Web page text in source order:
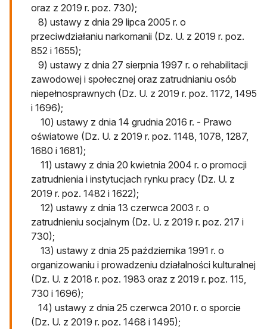
oraz z 2019 r. poz. 730);
8) ustawy z dnia 29 lipca 2005 r. o
przeciwdziałaniu narkomanii (Dz. U. z 2019 r. poz.
852 i 1655);
9) ustawy z dnia 27 sierpnia 1997 r. o rehabilitacji
zawodowej i społecznej oraz zatrudnianiu osób
niepełnosprawnych (Dz. U. z 2019 r. poz. 1172, 1495
i 1696);
10) ustawy z dnia 14 grudnia 2016 r. - Prawo
oświatowe (Dz. U. z 2019 r. poz. 1148, 1078, 1287,
1680 i 1681);
11) ustawy z dnia 20 kwietnia 2004 r. o promocji
zatrudnienia i instytucjach rynku pracy (Dz. U. z
2019 r. poz. 1482 i 1622);
12) ustawy z dnia 13 czerwca 2003 r. o
zatrudnieniu socjalnym (Dz. U. z 2019 r. poz. 217 i
730);
13) ustawy z dnia 25 października 1991 r. o
organizowaniu i prowadzeniu działalności kulturalnej
(Dz. U. z 2018 r. poz. 1983 oraz z 2019 r. poz. 115,
730 i 1696);
14) ustawy z dnia 25 czerwca 2010 r. o sporcie
(Dz. U. z 2019 r. poz. 1468 i 1495);